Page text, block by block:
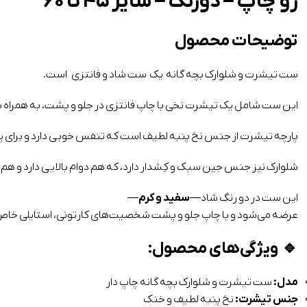
توضیحات محصول
ست تیشرت و شلوارک بچه گانه یک ست شاد و فانتزی است.
این ست شامل یک تیشرت نخی با چاپ فانتزی در جلو و پشت، به
پارچه تیشرت از جنس نخ پنبه لطیف است که تنفس خوبی دارد و
شلوارک نیز جنس جین سبک و کِشدار دارد، که هم دوام بالایی دارد و هم
این ست در دو رنگ شاد—سفید و کرم—
عرضه می‌شود و با چاپ جلو و پشت شخصیت‌های کارتونی، استایلی
🔹 ویژگی‌های محصول:
مدل: ست تیشرت و شلوارک بچه گانه چاپ دار
جنس تیشرت: نخ پنبه لطیف و خنک